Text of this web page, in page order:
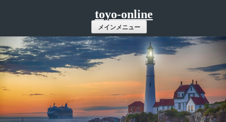
ツ
へ
ス
キ
ッ
プ
toyo-online
メインメニュー